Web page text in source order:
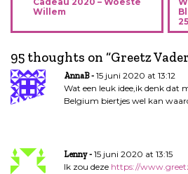
i
h
t
n
g
Willem
25
95 thoughts on “Greetz
AnnaB
15 juni 2020 at 13:12
Wat een leuk idee,ik denk dat
Belgium biertjes wel kan
Lenny
15 juni 2020 at 13:15
Ik zou deze https://